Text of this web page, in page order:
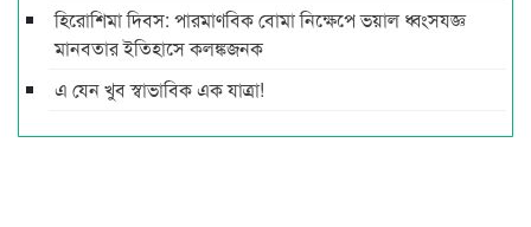
হিরোশিমা দিবস: পারমাণবিক বোমা নিক্ষেপে ভয়াল ধ্বংসযজ্ঞ
মানবতার ইতিহাসে কলঙ্কজনক
এ যেন খুব স্বাভাবিক এক যাত্রা!